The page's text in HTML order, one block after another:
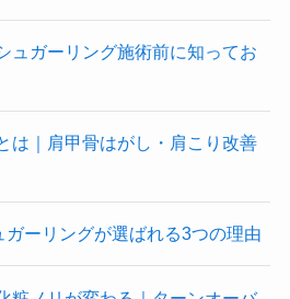
ュガーリング施術前に知ってお
は｜肩甲骨はがし・肩こり改善
ーリングが選ばれる3つの理由